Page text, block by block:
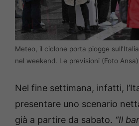
Meteo, il ciclone porta piogge
nel weekend. Le previsioni (Foto
Nel fine settimana, infatti,
presentare uno scenario
già a partire da sabato. “Il